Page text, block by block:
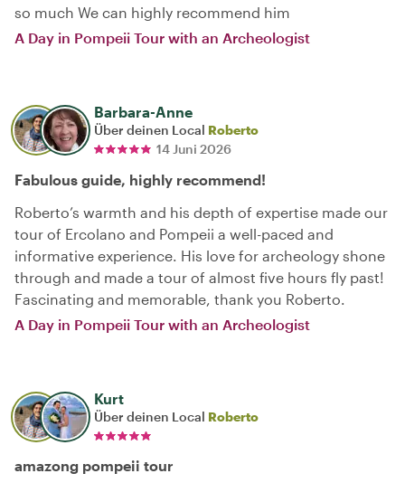
so much We can highly recommend him
A Day in Pompeii Tour with an Archeologist
Barbara-Anne
Über deinen Local Roberto
14 Juni 2026
Fabulous guide, highly recommend!
Roberto’s warmth and his depth of expertise made our
tour of Ercolano and Pompeii a well-paced and
informative experience. His love for archeology shone
through and made a tour of almost five hours fly past!
Fascinating and memorable, thank you Roberto.
A Day in Pompeii Tour with an Archeologist
Kurt
Über deinen Local Roberto
amazong pompeii tour